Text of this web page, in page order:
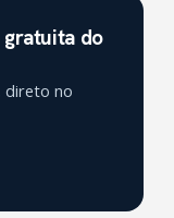
gratuita do
direto no